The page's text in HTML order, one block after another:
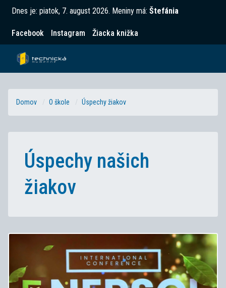
Dnes je: piatok, 7. august 2026. Meniny má: Štefánia
Facebook Instagram Žiacka knižka
Domov O škole Úspechy žiakov
Úspechy našich
žiakov